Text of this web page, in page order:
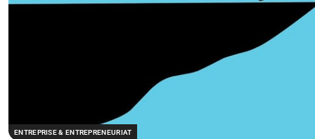
ENTREPRISE & ENTREPRENEURIAT